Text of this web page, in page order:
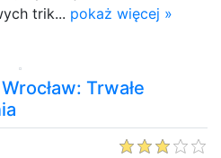
trik... pokaż więcej »
Trwałe